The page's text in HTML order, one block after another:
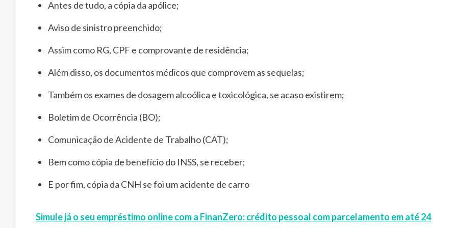
Antes de tudo, a cópia da apólice;
Aviso de sinistro preenchido;
Assim como RG, CPF e comprovante de residência;
Além disso, os documentos médicos que comprovem as sequelas;
Também os exames de dosagem alcoólica e toxicológica, se acaso existirem;
Boletim de Ocorrência (BO);
Comunicação de Acidente de Trabalho (CAT);
Bem como cópia de benefício do INSS, se receber;
E por fim, cópia da CNH se foi um acidente de carro
Simule já o seu empréstimo online com a FinanZero: crédito pessoal com parcelamento em até 24